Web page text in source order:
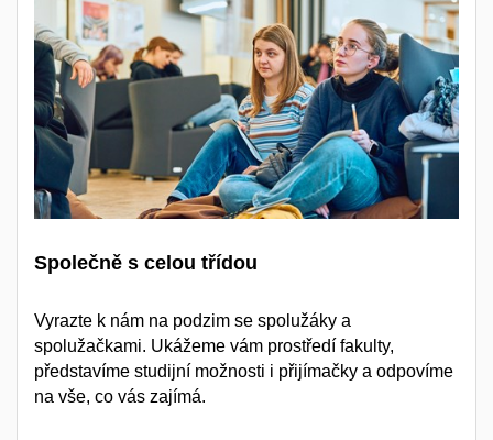
Společně s celou třídou
Vyrazte k nám na podzim se spolužáky a
spolužačkami. Ukážeme vám prostředí fakulty,
představíme studijní možnosti i přijímačky a odpovíme
na vše, co vás zajímá.